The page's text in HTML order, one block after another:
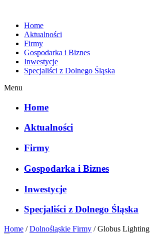
Home
Aktualności
Firmy
Gospodarka i Biznes
Inwestycje
Specjaliści z Dolnego Śląska
Menu
Home
Aktualności
Firmy
Gospodarka i Biznes
Inwestycje
Specjaliści z Dolnego Śląska
Home /Dolnośląskie Firmy /Globus Lighting